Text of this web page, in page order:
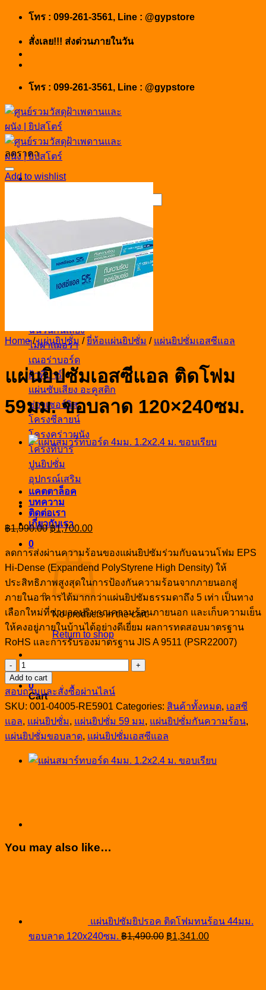
Skip
content
โทร : 099-261-3561, Line : @gypstore
สั่งเลย!!! ส่งด่วนภายในวัน
โทร : 099-261-3561, Line : @gypstore
สินค้า
ยิปซั่ม
สมาร์ทบอร์ด
วีว่าบอร์ด
ฉนวนกันเสียง
ไม้ฝาเฌอร่า
เณอร่าบอร์ด
ฝ้าทีบาร์
แผ่นซับเสียง อะคูสติก
ช่องเซอร์วิส
โครงซีลายน์
โครงคร่าวผนัง
โครงทีบาร์
ปูนยิปซั่ม
อุปกรณ์เสริม
แคตตาล็อค
บทความ
ติดต่อเรา
เกี่ยวกับเรา
0
No products in the cart.
Return to shop
0
Cart
ลดราคา
Add to wishlist
Home / แผ่นยิปซั่ม / ยี่ห้อแผ่นยิปซั่ม / แผ่นยิปซั่มเอสซีแอล
แผ่นยิปซัมเอสซีแอล ติดโฟม
59มม. ขอบลาด 120×240ซม.
฿1,990.00Original
price
฿1,990.00.
฿1,700.00Current
price
ลดการส่งผ่านความร้อนของแผ่นยิปซัมร่วมกับฉนวนโฟม EPS
Hi-Dense (Expandend PolyStyrene High Density) ให้
ประสิทธิภาพสูงสุดในการป้องกันความร้อนจากภายนอกสู่
ภายในอาคารได้มากกว่าแผ่นยิปซัมธรรมดาถึง 5 เท่า เป็นทาง
เลือกใหม่ที่ช่วยลดปริมาณความร้อนภายนอก และเก็บความเย็น
ให้คงอยู่ภายในบ้านได้อย่างดีเยี่ยม ผลการทดสอบมาตรฐาน
RoHS เเละการรับรองมาตรฐาน JIS A 9511 (PSR22007)
แผ่น
ยิปซัม
เอส
ซี
แอล
ติด
โฟม
quantity
Add to cart
สอบถามและสั่งซื้อผ่านไลน์
SKU: 001-04005-RE5901 Categories: สินค้าทั้งหมด, เอสซี
แอล, แผ่นยิปซั่ม, แผ่นยิปซั่ม 59 มม, แผ่นยิปซั่มกันความร้อน,
แผ่นยิปซั่มขอบลาด, แผ่นยิปซั่มเอสซีแอล
You may also like…
แผ่นยิปซัมยิปรอค ติดโฟมทนร้อน 44มม.
ขอบลาด 120x240ซม. ฿1,490.00 Original
price
฿1,341.00Current
price